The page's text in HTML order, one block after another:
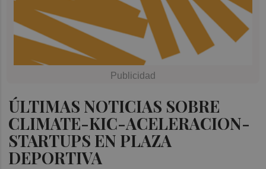
ÚLTIMAS NOTICIAS SOBRE
CLIMATE-KIC-ACELERACION-
STARTUPS EN PLAZA
DEPORTIVA